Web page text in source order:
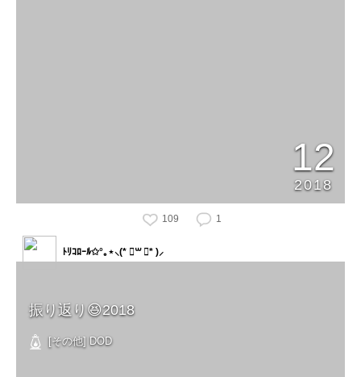
12
2018
109 1
振り返り😆2018
[その他] DOD
ﾄﾘｺﾛｰﾙ✩°｡⋆⸜(* ॑꒳ ॑* )⸝